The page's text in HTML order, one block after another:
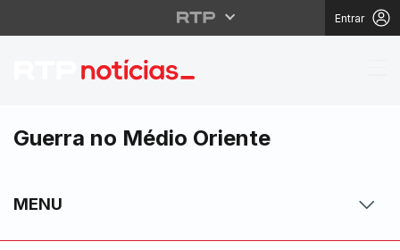
Entrar
Israel reabre a
Guerra no Médio Oriente
MENU